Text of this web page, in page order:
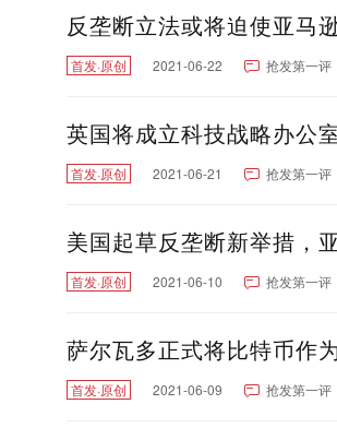
反垄断立法或将迫使亚马
首发·原创 2021-06-22 抢发第一评
英国将成立科技战略办公
首发·原创 2021-06-21 抢发第一评
美国起草反垄断新举措，
首发·原创 2021-06-10 抢发第一评
萨尔瓦多正式将比特币作
首发·原创 2021-06-09 抢发第一评